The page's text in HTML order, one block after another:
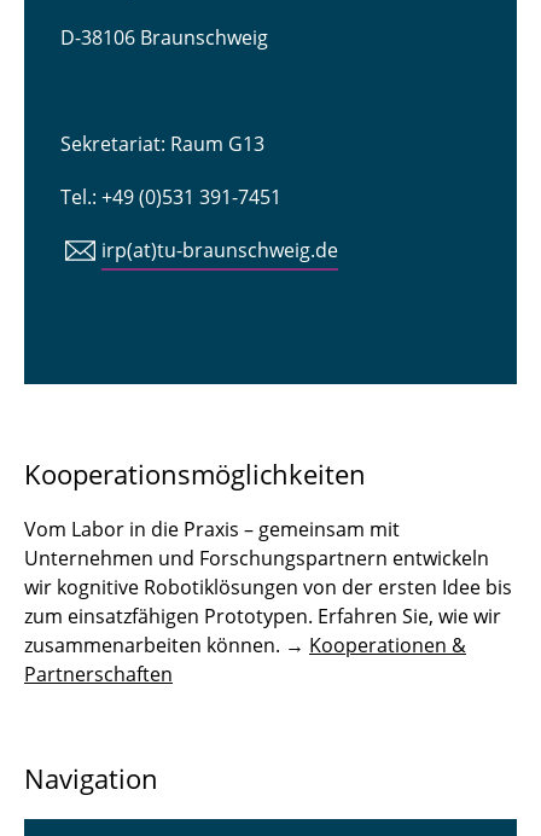
D-38106 Braunschweig
Sekretariat: Raum G13
Tel.: +49 (0)531 391-7451
irp(at)tu-braunschweig.de
Kooperationsmöglichkeiten
Vom Labor in die Praxis – gemeinsam mit
Unternehmen und Forschungspartnern entwickeln
wir kognitive Robotiklösungen von der ersten Idee bis
zum einsatzfähigen Prototypen. Erfahren Sie, wie wir
zusammenarbeiten können. → Kooperationen &
Partnerschaften
Navigation